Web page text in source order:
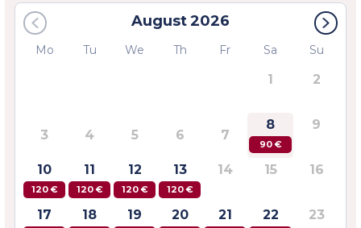
August2026
Mo Tu We Th Fr Sa Su
1 2
3 4 5 6 7
8
90 €
9
10
120 €
11
120 €
12
120 €
13
120 €
14 15 16
17 18 19 20 21 22 23